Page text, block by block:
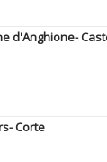
d'Anghione-
Corte